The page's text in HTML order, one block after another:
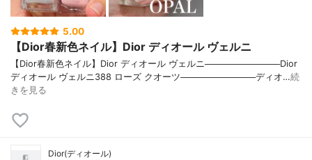
5.00
【Dior春新色ネイル】Dior ディオール ヴェルニ
【Dior春新色ネイル】Dior ディオール ヴェルニ────────────Dior
ディオール ヴェルニ388 ローズ クオーツ────────────ディオ…続
きを見る
Dior(ディオール)